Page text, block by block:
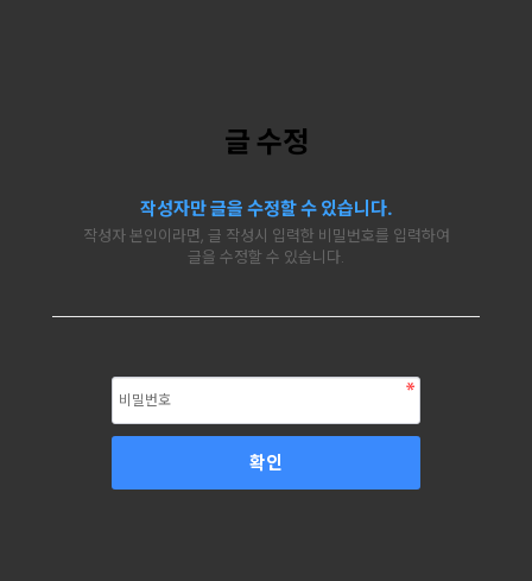
글 수정
작성자만 글을 수정할 수 있습니다.
작성자 본인이라면, 글 작성시 입력한 비밀번호를 입력하여
글을 수정할 수 있습니다.